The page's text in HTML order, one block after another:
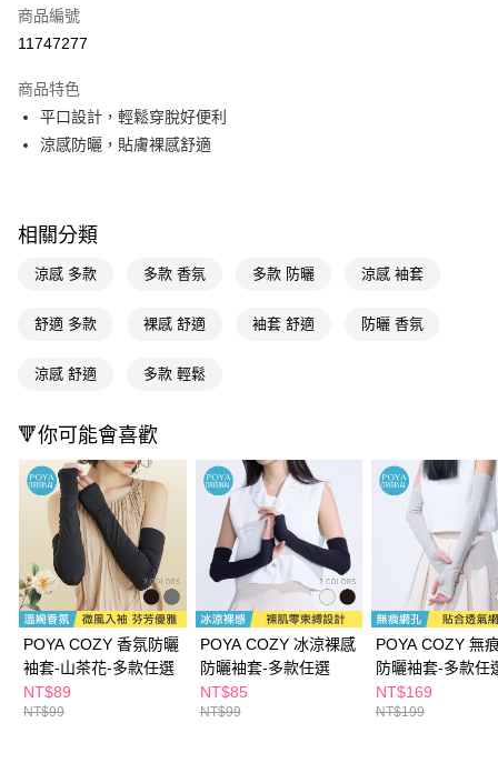
信用卡一次付款
LINE Pay
Apple Pay
悠遊付
Google Pay
AFTEE先享後付
【關於「AFTEE先享後付」】
１．簡單：不需註冊會員、不需綁卡、不需儲值。
２．便利：只要手機號碼，簡訊認證，即可結帳。
３．安心：先確認商品／服務後，再付款。
【「AFTEE先享後付」結帳流程】
１．於結帳方式選擇「AFTEE先享後付」後，將跳轉至「AFTEE先享後付」
結帳頁面，進行簡訊認證並確認金額後，即可完成結帳。
２．訂單成立數日內，您將收到繳費通知簡訊。
３．收到繳費通知簡訊後14天內，點擊此簡訊中的連結，可透過四大超商／
ATM／網路銀行／等多元方式進行付款，方視為交易完成。
※ 請注意：結帳手續完成當下不需立刻繳費，但若您需要取消訂單，請聯絡
購買商品的店家。未經商家同意取消之訂單仍視為有效，需透過AFTEE先享
後付繳納相關費用。
※ 交易是否成功請以「AFTEE先享後付 」之結帳頁面顯示為準，若有關於
是否繳費成功／繳費後需取消欲退款等相關疑問，請聯繫「AFTEE先享後付
即享券
運送方式
全家取貨付款
每筆NT$65，滿NT$390(含以上)免運費
付款後全家取貨
每筆NT$65，滿NT$390(含以上)免運費
萊爾富取貨付款
每筆NT$65，滿NT$490(含以上)免運費
付款後萊爾富取貨
每筆NT$65，滿NT$490(含以上)免運費
商品編號
11747277
商品特色
平口設計，輕鬆穿脫好便利
涼感防曬，貼膚裸感舒適
相關分類
涼感 多款 多款 香氛 多款 防曬 涼感 袖套
舒適 多款 裸感 舒適 袖套 舒適 防曬 香氛
涼感 舒適 多款 輕鬆
🔻你可能會喜歡
POYA COZY 香氛防曬
袖套-山茶花-多款任選
NT$89
NT$99
POYA COZY 冰涼裸感
防曬袖套-多款任選
NT$85
NT$99
POYA COZY 無
防曬袖套-多款任
NT$169
NT$199